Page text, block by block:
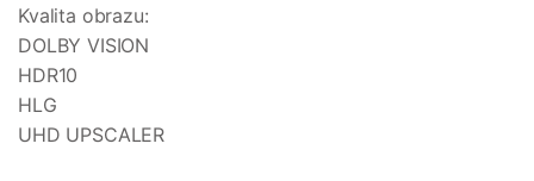
Kvalita obrazu:
DOLBY VISION
HDR10
HLG
UHD UPSCALER